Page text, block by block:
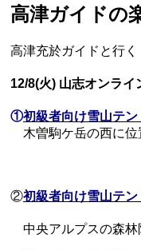
高津ガイドの
高津充於ガイドと行
12/8(火) 山志オンライ
①初級者向け雪山テ
木曽駒ケ岳の西に位
②初級者向け雪山テ
中央アルプスの森林